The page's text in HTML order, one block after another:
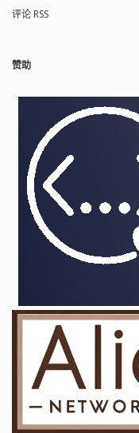
评论 RSS
赞助